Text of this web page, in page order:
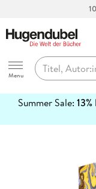
Hugendubel
Menu
Summer Sale:
erfahren